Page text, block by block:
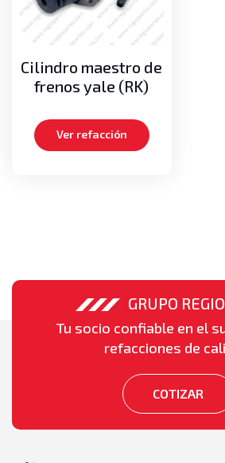
Pernos
Poleas guías de cadenas
Poleas guías de mangueras
Motor
Aros dentados
Bielas
Carteras de empaques, Kits de
Turbos
Volante o Flywheel
Seguridad
Alarmas de retroceso
Sistema de enfriamiento
Abanicos
Cilindro maestro de
frenos yale (RK)
Ver refacción
GRUPO
Tu socio confiable en el
refacciones de
COTIZAR